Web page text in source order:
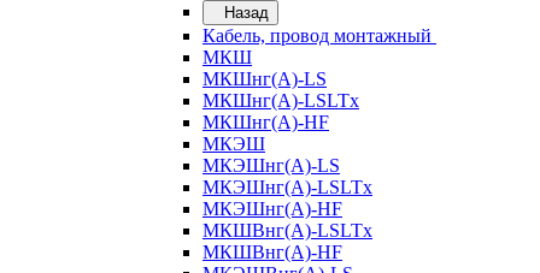
Назад
Кабель, провод монтажный
МКШ
МКШнг(А)-LS
МКШнг(А)-LSLTx
МКШнг(А)-HF
МКЭШ
МКЭШнг(А)-LS
МКЭШнг(А)-LSLTx
МКЭШнг(А)-HF
МКШВнг(A)-LSLTx
МКШВнг(А)-HF